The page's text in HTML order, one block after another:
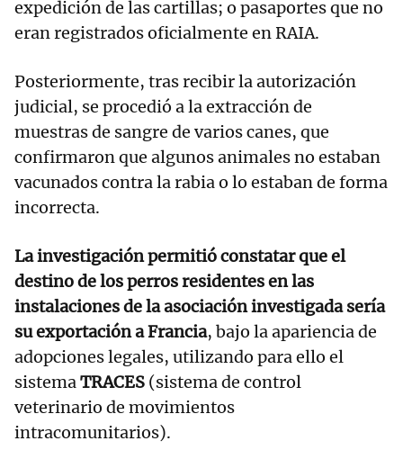
expedición de las cartillas; o pasaportes que no
eran registrados oficialmente en RAIA.
Posteriormente, tras recibir la autorización
judicial, se procedió a la extracción de
muestras de sangre de varios canes, que
confirmaron que algunos animales no estaban
vacunados contra la rabia o lo estaban de forma
incorrecta.
La investigación permitió constatar que el
destino de los perros residentes en las
instalaciones de la asociación investigada sería
su exportación a Francia, bajo la apariencia de
adopciones legales, utilizando para ello el
sistemaTRACES (sistema de control
veterinario de movimientos
intracomunitarios).